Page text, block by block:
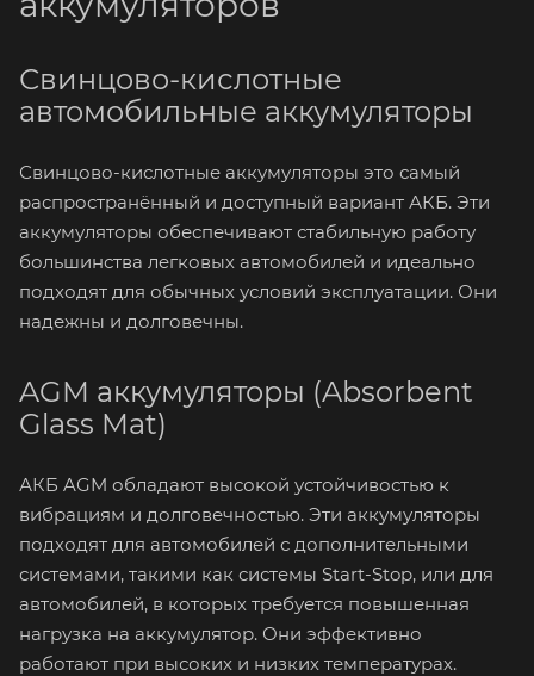
Свинцово-кислотные
автомобильные аккумуляторы
Свинцово-кислотные аккумуляторы это самый
распространённый и доступный вариант АКБ. Эти
аккумуляторы обеспечивают стабильную работу
большинства легковых автомобилей и идеально
подходят для обычных условий эксплуатации. Они
надежны и долговечны.
AGM аккумуляторы (Absorbent
Glass Mat)
АКБ AGM обладают высокой устойчивостью к
вибрациям и долговечностью. Эти аккумуляторы
подходят для автомобилей с дополнительными
системами, такими как системы Start-Stop, или для
автомобилей, в которых требуется повышенная
нагрузка на аккумулятор. Они эффективно
работают при высоких и низких температурах.